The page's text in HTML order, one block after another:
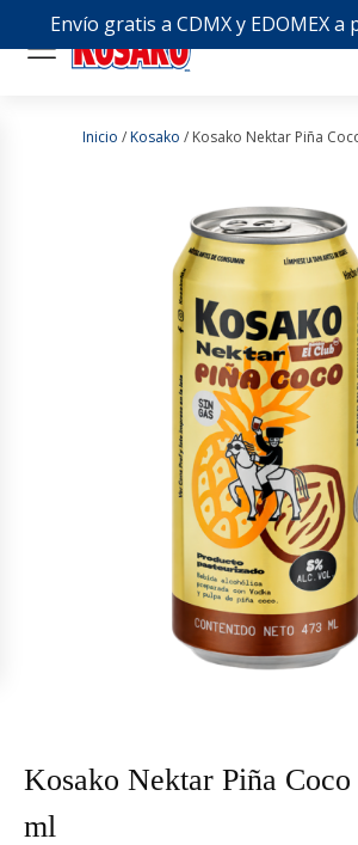
Inicio /Kosako / Kosako Nektar Piña
Kosako Nektar Piña
ml
Envío gratis a CDMX y EDOMEX a